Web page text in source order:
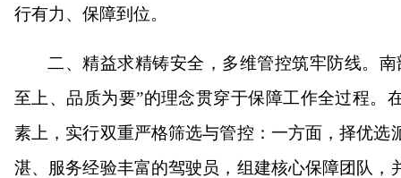
行有力、保障到位。
二、精益求精铸安全，多维管控筑牢防线。
至上、品质为要”的理念贯穿于保障工作全过程。
素上，实行双重严格筛选与管控：一方面，择优选
湛、服务经验丰富的驾驶员，组建核心保障团队，